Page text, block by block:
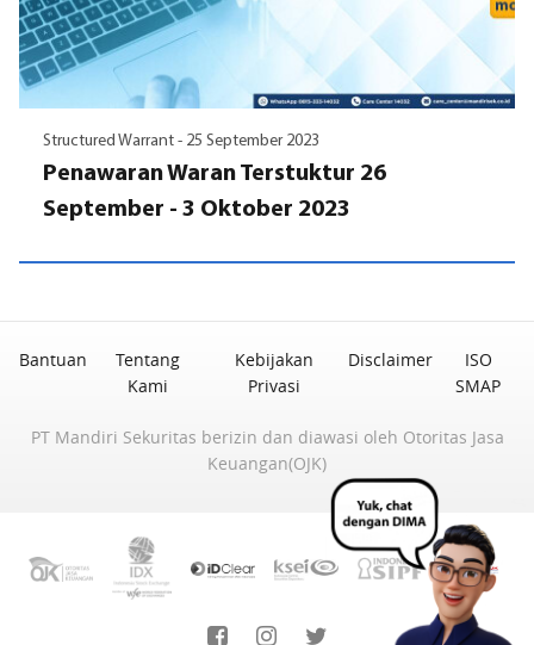
Structured Warrant - 25 September 2023
Penawaran Waran Terstuktur 26
September - 3 Oktober 2023
Bantuan
Tentang
Kami
Kebijakan
Privasi
Disclaimer
ISO
SMAP
PT Mandiri Sekuritas berizin dan diawasi oleh Otoritas Jasa
Keuangan(OJK)